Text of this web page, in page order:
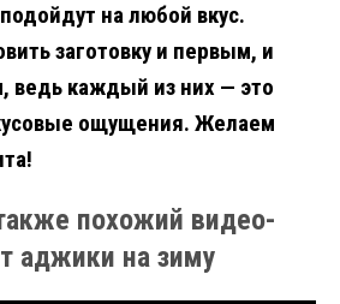
на любой вкус.
заготовку и первым, и
ведь каждый из них — это
ощущения. Желаем
похожий видео-
аджики на зиму